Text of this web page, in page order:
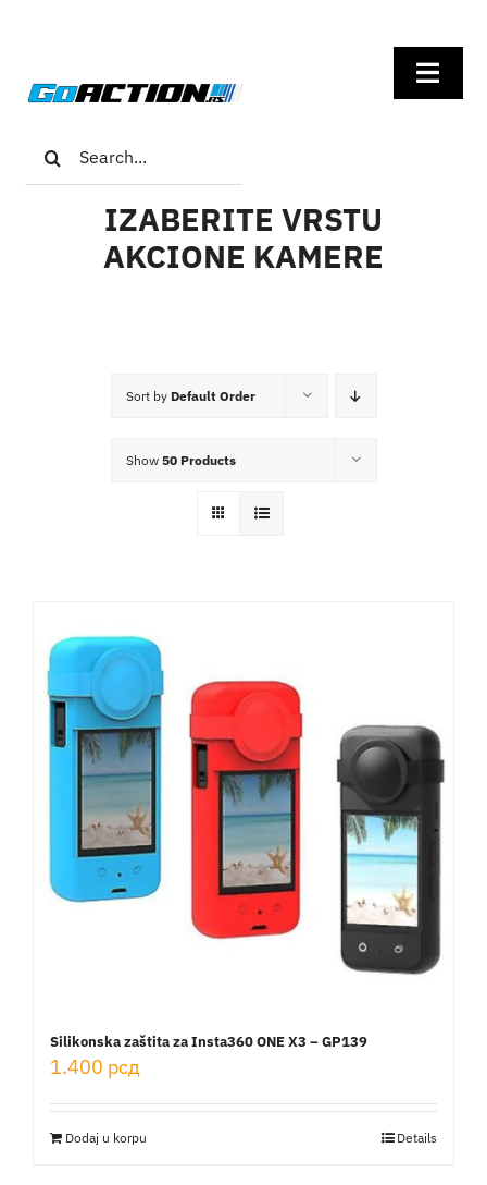
content
Home
Korpa
Search
for:
IZABERITE VRSTU
AKCIONE KAMERE
Sort by Default Order
Show 50 Products
Silikonska zaštita za Insta360 ONE X3 – GP139
1.400 рсд
Dodaj u korpu Details